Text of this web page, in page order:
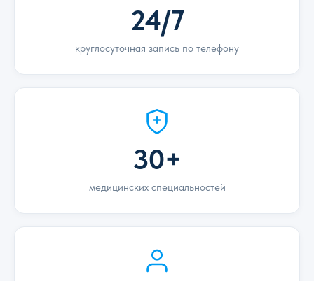
24/7
круглосуточная запись по телефону
30+
медицинских специальностей